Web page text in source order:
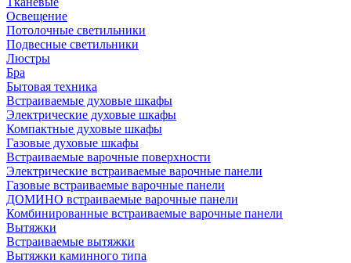
Освещение
Потолочные светильники
Подвесные светильники
Люстры
Бра
Бытовая техника
Встраиваемые духовые шкафы
Электрические духовые шкафы
Компактные духовые шкафы
Газовые духовые шкафы
Встраиваемые варочные поверхности
Электрические встраиваемые варочные панели
Газовые встраиваемые варочные панели
ДОМИНО встраиваемые варочные панели
Комбинированные встраиваемые варочные панели
Вытяжки
Встраиваемые вытяжки
Вытяжки каминного типа